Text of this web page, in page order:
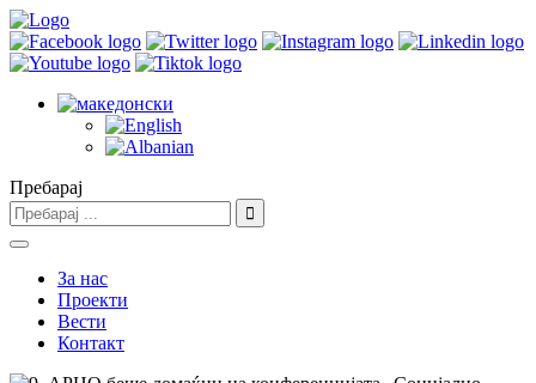
Пребарај
За нас
Проекти
Вести
Контакт